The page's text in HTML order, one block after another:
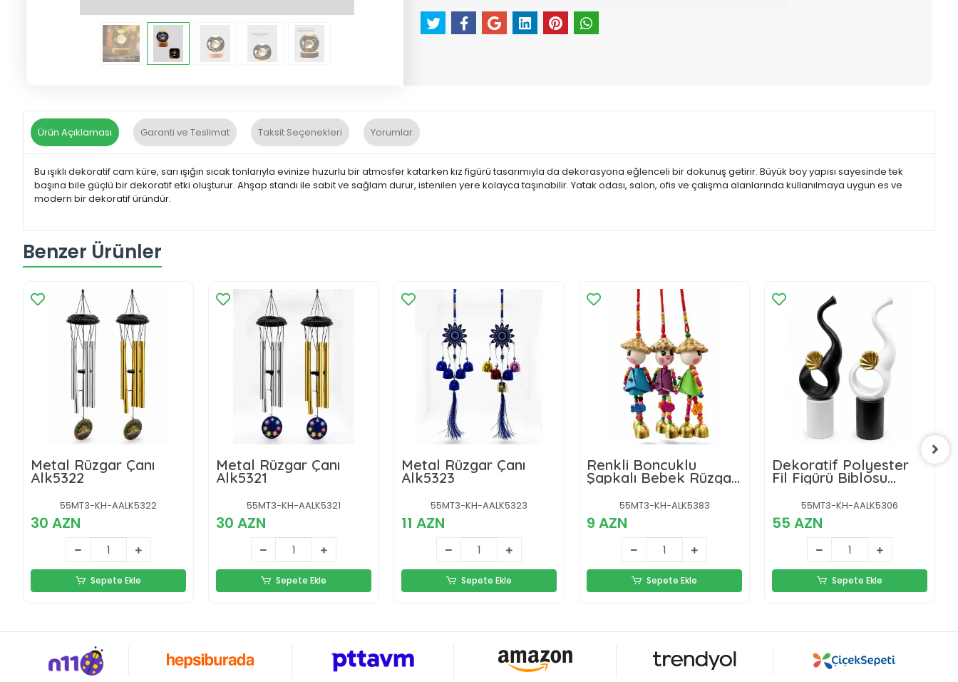
Ürün Açıklaması Garanti ve Teslimat Taksit Seçenekleri Yorumlar
Bu ışıklı dekoratif cam küre, sarı ışığın sıcak tonlarıyla evinize huzurlu bir atmosfer katarken kız figürü tasarımıyla da dekorasyona eğlenceli bir dokunuş getirir. Büyük boy yapısı sayesinde tek
başına bile güçlü bir dekoratif etki oluşturur. Ahşap standı ile sabit ve sağlam durur, istenilen yere kolayca taşınabilir. Yatak odası, salon, ofis ve çalışma alanlarında kullanılmaya uygun es ve
modern bir dekoratif üründür.
Benzer Ürünler
Metal Rüzgar Çanı
Alk5322
55MT3-KH-AALK5322
30 AZN
Sepete Ekle
Metal Rüzgar Çanı
Alk5321
55MT3-KH-AALK5321
30 AZN
Sepete Ekle
Metal Rüzgar Çanı
Alk5323
55MT3-KH-AALK5323
11 AZN
Sepete Ekle
Renkli Boncuklu
Şapkalı Bebek Rüzgar
Çanı Alk5383
55MT3-KH-ALK5383
9 AZN
Sepete Ekle
Dekoratif Polyester
Fil Figürü Biblosu
Alk5306
55MT3-KH-AALK5306
55 AZN
Sepete Ekle